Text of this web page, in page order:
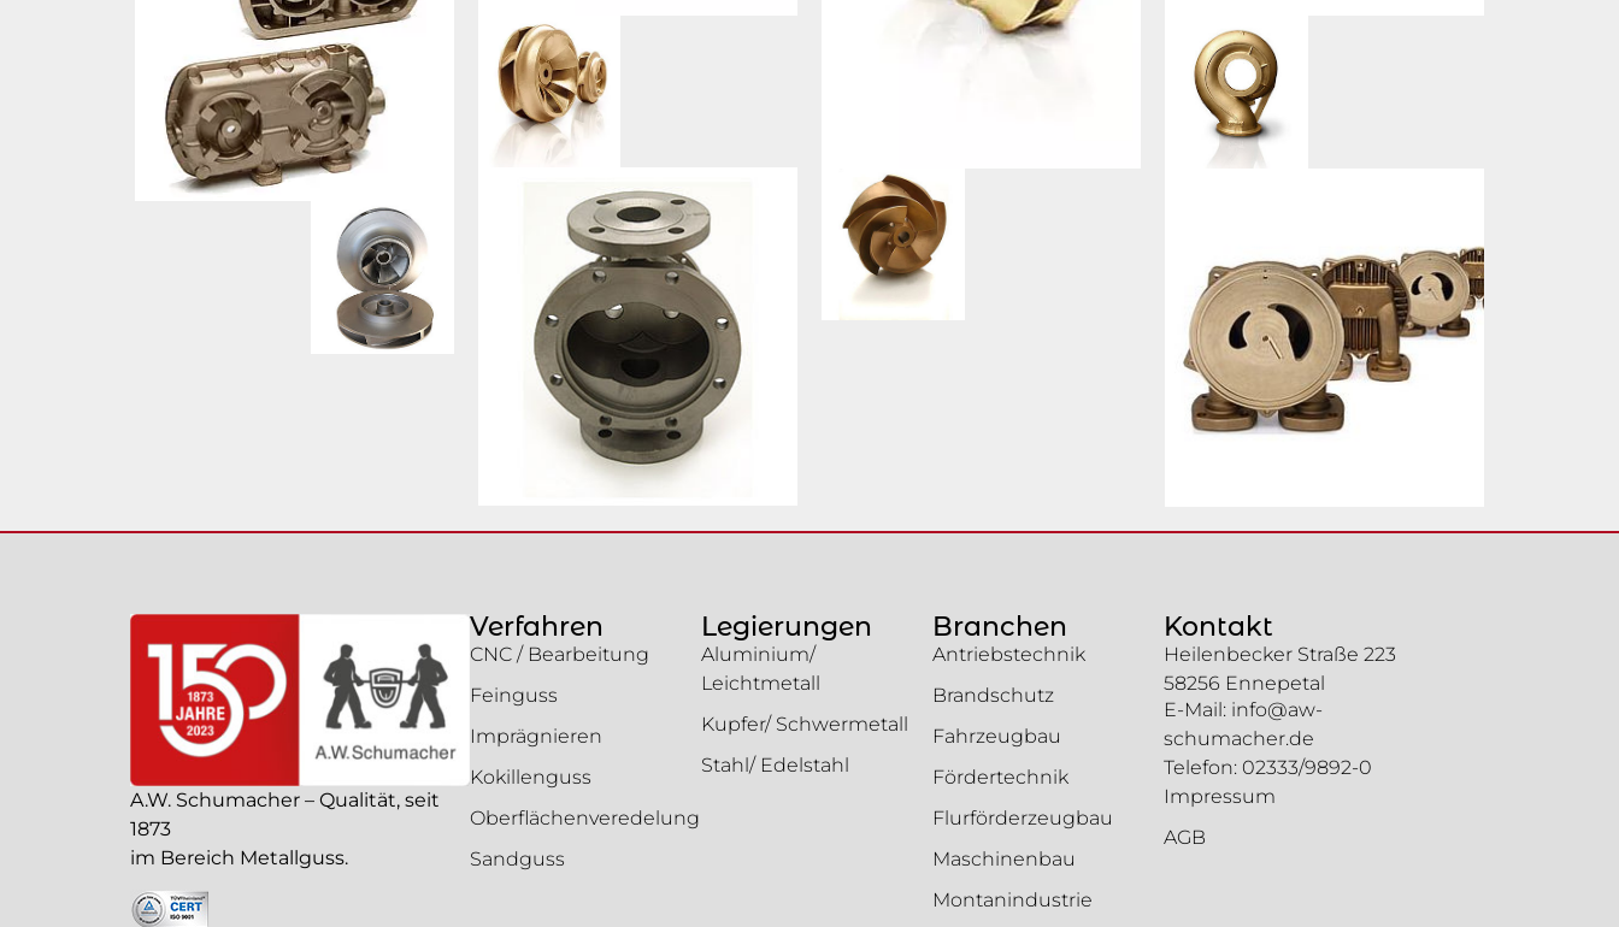
A.W. Schumacher – Qualität, seit
1873
im Bereich Metallguss.
Verfahren
CNC / Bearbeitung
Feinguss
Imprägnieren
Kokillenguss
Oberflächenveredelung
Sandguss
Legierungen
Aluminium/
Leichtmetall
Kupfer/ Schwermetall
Stahl/ Edelstahl
Branchen
Antriebstechnik
Brandschutz
Fahrzeugbau
Fördertechnik
Flurförderzeugbau
Maschinenbau
Montanindustrie
Kontakt
Heilenbecker Straße 223
58256 Ennepetal
E-Mail: info@aw-
schumacher.de
Telefon: 02333/9892-0
Impressum
AGB